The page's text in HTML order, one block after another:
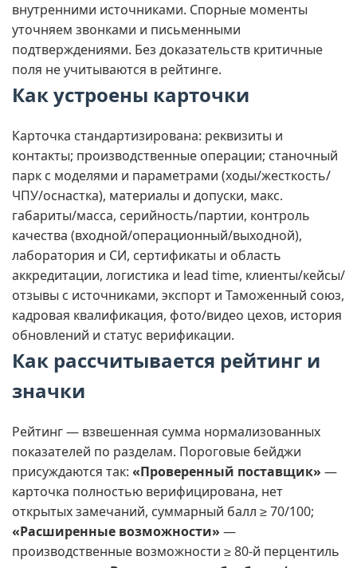
внутренними источниками. Спорные моменты
уточняем звонками и письменными
подтверждениями. Без доказательств критичные
поля не учитываются в рейтинге.
Как устроены карточки
Карточка стандартизирована: реквизиты и
контакты; производственные операции; станочный
парк с моделями и параметрами (ходы/жесткость/
ЧПУ/оснастка), материалы и допуски, макс.
габариты/масса, серийность/партии, контроль
качества (входной/операционный/выходной),
лаборатория и СИ, сертификаты и область
аккредитации, логистика и lead time, клиенты/кейсы/
отзывы с источниками, экспорт и Таможенный союз,
кадровая квалификация, фото/видео цехов, история
обновлений и статус верификации.
Как рассчитывается рейтинг и
значки
Рейтинг — взвешенная сумма нормализованных
показателей по разделам. Пороговые бейджи
присуждаются так: «Проверенный поставщик» —
карточка полностью верифицирована, нет
открытых замечаний, суммарный балл ≥ 70/100;
«Расширенные возможности» —
производственные возможности ≥ 80‑й перцентиль